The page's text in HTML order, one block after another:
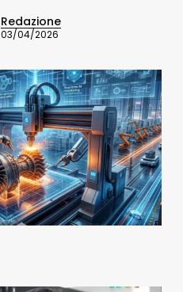
Redazione
03/04/2026